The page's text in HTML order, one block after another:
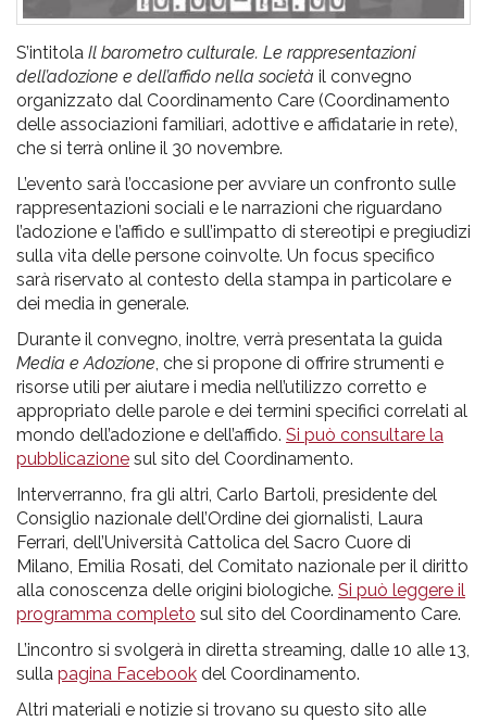
S’intitola Il barometro culturale. Le rappresentazioni
dell’adozione e dell’affido nella società il convegno
organizzato dal Coordinamento Care (Coordinamento
delle associazioni familiari, adottive e affidatarie in rete),
che si terrà online il 30 novembre.
L’evento sarà l’occasione per avviare un confronto sulle
rappresentazioni sociali e le narrazioni che riguardano
l’adozione e l’affido e sull’impatto di stereotipi e pregiudizi
sulla vita delle persone coinvolte. Un focus specifico
sarà riservato al contesto della stampa in particolare e
dei media in generale.
Durante il convegno, inoltre, verrà presentata la guida
Media e Adozione , che si propone di offrire strumenti e
risorse utili per aiutare i media nell’utilizzo corretto e
appropriato delle parole e dei termini specifici correlati al
mondo dell’adozione e dell’affido. Si può consultare la
pubblicazione sul sito del Coordinamento.
Interverranno, fra gli altri, Carlo Bartoli, presidente del
Consiglio nazionale dell’Ordine dei giornalisti, Laura
Ferrari, dell’Università Cattolica del Sacro Cuore di
Milano, Emilia Rosati, del Comitato nazionale per il diritto
alla conoscenza delle origini biologiche. Si può leggere il
programma completo sul sito del Coordinamento Care.
L’incontro si svolgerà in diretta streaming, dalle 10 alle 13,
sulla pagina Facebook del Coordinamento.
Altri materiali e notizie si trovano su questo sito alle